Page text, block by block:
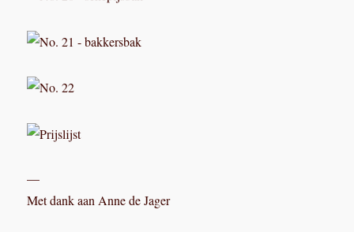
—
Met dank aan Anne de Jager